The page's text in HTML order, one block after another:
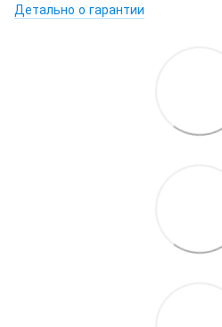
Детально о гарантии